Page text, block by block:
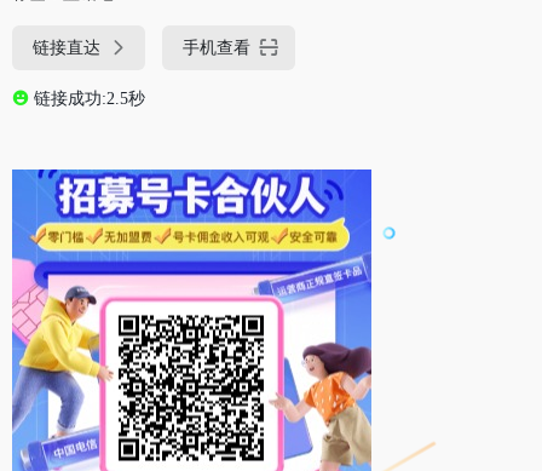
链接直达 手机查看
链接成功:2.5秒